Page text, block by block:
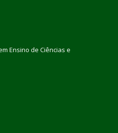
Ensino de Ciências e